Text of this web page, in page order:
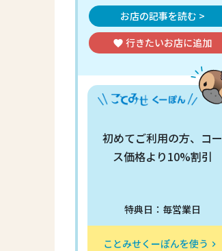
お店の記事を読む >
favorite 行きたいお店に追加
初めてご利用の方、コー
ス価格より10%割引
特典日：毎営業日
ことみせくーぽんを使う keyboard_arrow_right